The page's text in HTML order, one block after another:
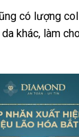
có lượng
khác, làm